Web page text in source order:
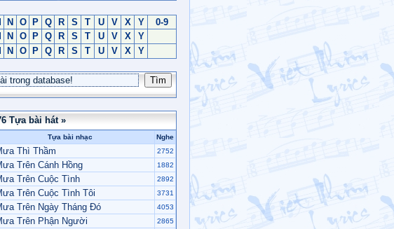
N O P Q R S T U V X Y
0-9
N O P Q R S T U V X
Y
N O P Q R S T U V X Y
Tựa bài hát »
Tựa bài nhạc Nghe
Thì Thầm 2752
Trên Cánh Hồng 1882
Trên Cuộc Tình 2892
Trên Cuộc Tình Tôi 3731
Trên Ngày Tháng Đó 4053
Trên Phận Người 2865